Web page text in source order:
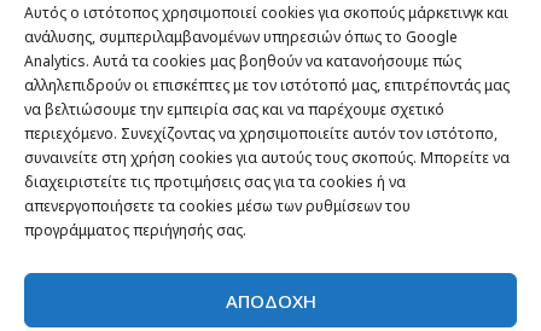
Αυτός ο ιστότοπος χρησιμοποιεί cookies για σκοπούς μάρκετινγκ και
ανάλυσης, συμπεριλαμβανομένων υπηρεσιών όπως το Google
Analytics. Αυτά τα cookies μας βοηθούν να κατανοήσουμε πώς
αλληλεπιδρούν οι επισκέπτες με τον ιστότοπό μας, επιτρέποντάς μας
να βελτιώσουμε την εμπειρία σας και να παρέχουμε σχετικό
περιεχόμενο. Συνεχίζοντας να χρησιμοποιείτε αυτόν τον ιστότοπο,
συναινείτε στη χρήση cookies για αυτούς τους σκοπούς. Μπορείτε να
διαχειριστείτε τις προτιμήσεις σας για τα cookies ή να
απενεργοποιήσετε τα cookies μέσω των ρυθμίσεων του
προγράμματος περιήγησής σας.
ΑΠΟΔΟΧΗ